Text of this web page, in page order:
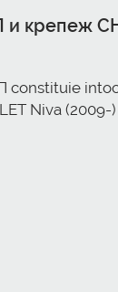
крепеж
constituie
Niva (2009-